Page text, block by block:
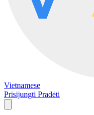
Vietnamese
Prisijungti Pradėti